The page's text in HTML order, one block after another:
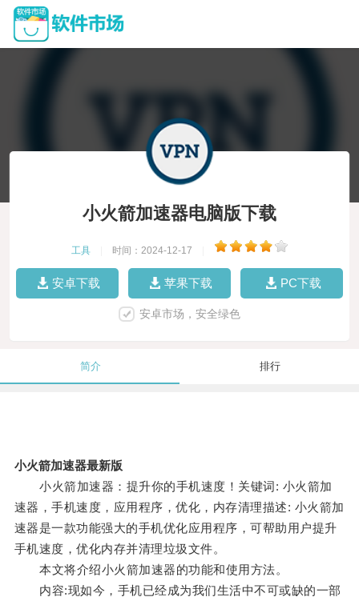
小火箭加速器电脑版下载
工具 时间：2024-12-17
安卓下载 苹果下载 PC下载
安卓市场，安全绿色
简介 排行
小火箭加速器最新版
小火箭加速器：提升你的手机速度！关键词: 小火箭加
速器，手机速度，应用程序，优化，内存清理描述: 小火箭加
速器是一款功能强大的手机优化应用程序，可帮助用户提升
手机速度，优化内存并清理垃圾文件。
本文将介绍小火箭加速器的功能和使用方法。
内容:现如今，手机已经成为我们生活中不可或缺的一部